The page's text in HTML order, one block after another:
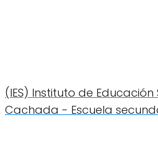
(IES) Instituto de
Cachada - Escuela